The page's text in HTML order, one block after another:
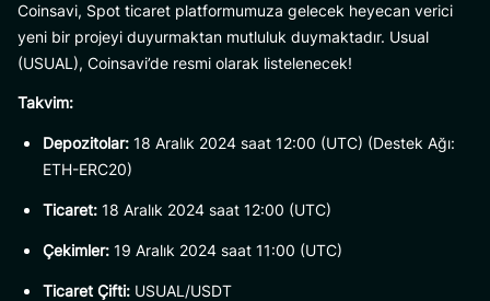
Coinsavi, Spot ticaret platformumuza gelecek heyecan verici
yeni bir projeyi duyurmaktan mutluluk duymaktadır. Usual
(USUAL), Coinsavi’de resmi olarak listelenecek!
Takvim:
Depozitolar: 18 Aralık 2024 saat 12:00 (UTC) (Destek Ağı:
ETH-ERC20)
Ticaret: 18 Aralık 2024 saat 12:00 (UTC)
Çekimler: 19 Aralık 2024 saat 11:00 (UTC)
Ticaret Çifti: USUAL/USDT